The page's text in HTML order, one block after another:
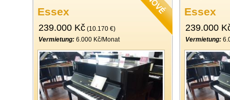
Essex
239.000 Kč (10.170 €)
Vermietung: 6.000 Kč/Monat
Essex
239.000
Vermietung: